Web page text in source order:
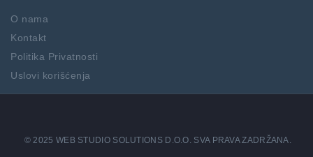
O nama
Kontakt
Politika Privatnosti
Uslovi korišćenja
© 2025 WEB STUDIO SOLUTIONS D.O.O. SVA PRAVA ZADRŽANA.